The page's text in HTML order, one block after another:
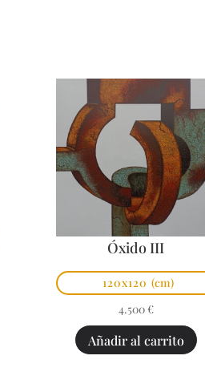
Óxido III
120x120 (cm)
4.500 €
Añadir al carrito